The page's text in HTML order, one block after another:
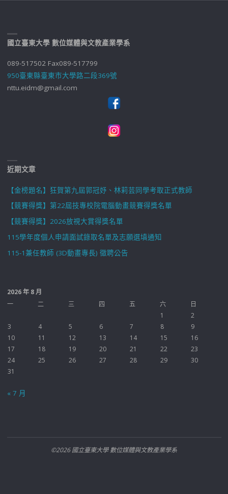
國立臺東大學 數位媒體與文教產業學系
089-517502 Fax089-517799
950臺東縣臺東市大學路二段369號
nttu.eidm@gmail.com
近期文章
【金榜題名】狂賀第九屆郭冠妤、林莉芸同學考取正式教師
【競賽得獎】第22屆技專校院電腦動畫競賽得獎名單
【競賽得獎】2026放視大賞得獎名單
115學年度個人申請面試錄取名單及志願選填通知
115-1兼任教師 (3D動畫專長) 徵聘公告
2026 年 8 月
一
二 三 四 五 六
日
1
2
3
4 5 6 7 8
9
10
11 12 13 14 15
16
17
18 19 20 21 22
23
24
25 26 27 28 29
30
31
« 7 月
©2026 國立臺東大學 數位媒體與文教產業學系